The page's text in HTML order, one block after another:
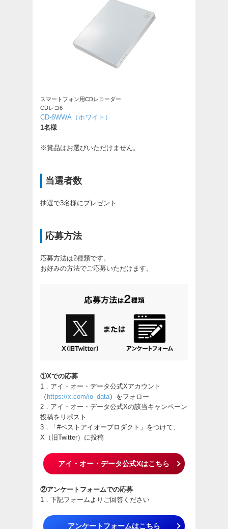
スマートフォン用CDレコーダー
CDレコ6
CD-6WWA（ホワイト）
1名様
※賞品はお選びいただけません。
当選者数
抽選で3名様にプレゼント
応募方法
応募方法は2種類です。
お好みの方法でご応募いただけます。
①Xでの応募
1．アイ・オー・データ公式Xアカウント
（ https://x.com/io_data）をフォロー
2．アイ・オー・データ公式Xの該当キャンペーン
投稿をリポスト
3．「#ベストアイオープロダクト」をつけて、
X（旧Twitter）に投稿
アイ・オー・データ公式Xはこちら
②アンケートフォームでの応募
1．下記フォームよりご回答ください
アンケートフォームはこちら